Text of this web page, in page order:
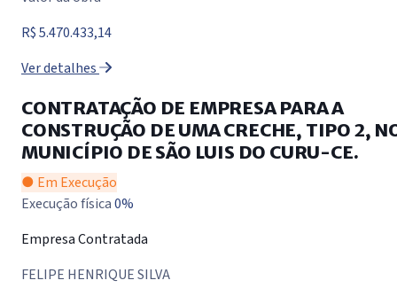
R$ 5.470.433,14
Ver detalhes
CONTRATAÇÃO DE EMPRESA PARA A
CONSTRUÇÃO DE UMA CRECHE, TIPO 2,
MUNICÍPIO DE SÃO LUIS DO CURU-CE.
● Em Execução
Execução física0%
Empresa Contratada
FELIPE HENRIQUE SILVA